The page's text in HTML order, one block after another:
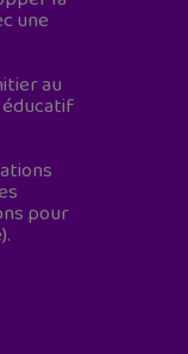
une
au
pour